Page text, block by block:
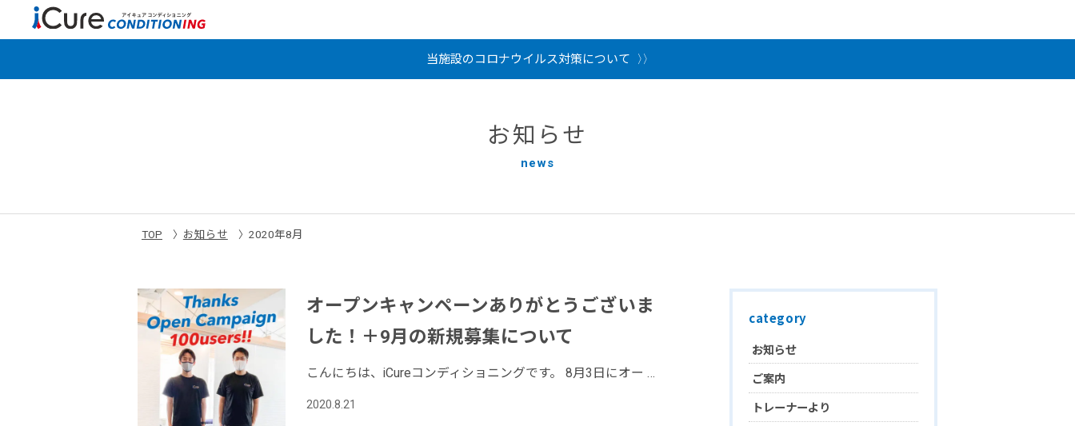
当施設のコロナウイルス対策について
お知らせ
news
TOP お知らせ 2020年8月
オープンキャンペーンありがとうございま
した！＋9月の新規募集について
こんにちは、iCureコンディショニングです。 8月3日にオー …
2020.8.21
category
お知らせ
ご案内
トレーナーより